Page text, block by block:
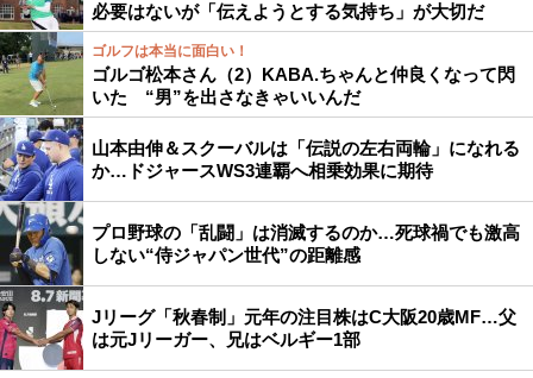
必要はないが「伝えようとする気持ち」が大切だ
ゴルフは本当に面白い！
ゴルゴ松本さん（2）KABA.ちゃんと仲良くなって閃
いた “男”を出さなきゃいいんだ
山本由伸＆スクーバルは「伝説の左右両輪」になれる
か…ドジャースWS3連覇へ相乗効果に期待
プロ野球の「乱闘」は消滅するのか…死球禍でも激高
しない“侍ジャパン世代”の距離感
Jリーグ「秋春制」元年の注目株はC大阪20歳MF…父
は元Jリーガー、兄はベルギー1部